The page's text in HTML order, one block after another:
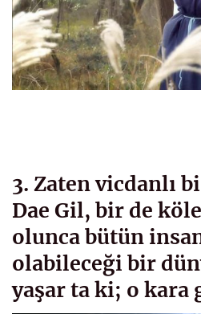
3. Zaten vicdanlı
Dae Gil, bir de
olunca bütün
olabileceği bir
yaşar ta ki; o kara